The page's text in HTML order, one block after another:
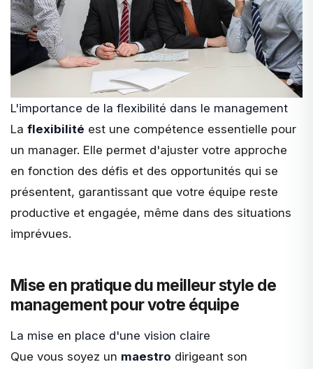
L'importance de la flexibilité dans le management
La flexibilité est une compétence essentielle pour
un manager. Elle permet d'ajuster votre approche
en fonction des défis et des opportunités qui se
présentent, garantissant que votre équipe reste
productive et engagée, même dans des situations
imprévues.
Mise en pratique du meilleur style de
management pour votre équipe
La mise en place d'une vision claire
Que vous soyez un maestro dirigeant son